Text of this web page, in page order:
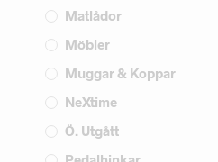
Matlådor
Möbler
Muggar & Koppar
NeXtime
Ö. Utgått